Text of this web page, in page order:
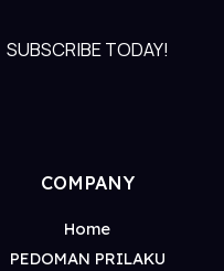
SUBSCRIBE TODAY!
COMPANY
Home
PEDOMAN PRILAKU